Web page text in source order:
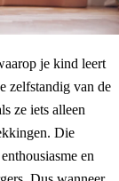
je kind leert
zelfstandig van de
ze iets alleen
Die
en